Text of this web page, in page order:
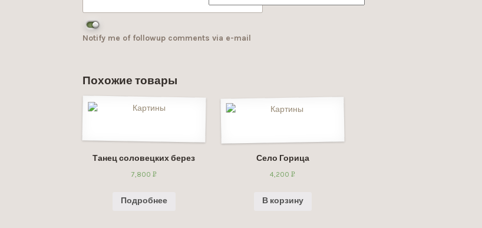
Notify me of followup comments via e-mail
Похожие товары
Танец соловецких берез
7,800 Р
Подробнее
Село Горица
4,200Р
В корзину